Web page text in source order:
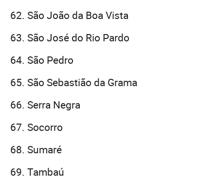
São João da Boa Vista
São José do Rio Pardo
São Pedro
São Sebastião da Grama
Serra Negra
Socorro
Sumaré
Tambaú